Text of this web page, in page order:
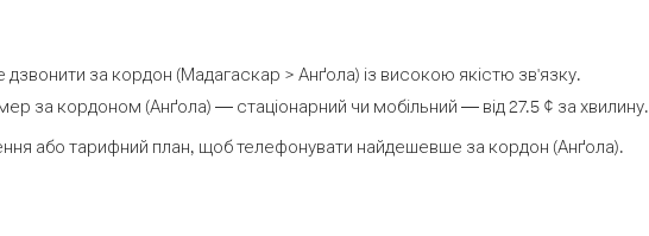
дзвонити за кордон (Мадагаскар > Анґола) із високою якістю зв'язку.
за кордоном (Анґола) — стаціонарний чи мобільний — від 27.5 ¢ за хвилину.
або тарифний план, щоб телефонувати найдешевше за кордон (Анґола).